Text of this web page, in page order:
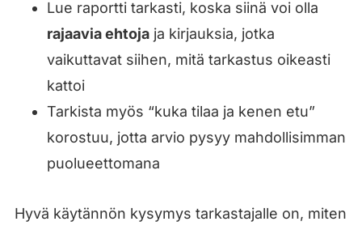
Lue raportti tarkasti, koska siinä voi olla
rajaavia ehtojaja kirjauksia, jotka
vaikuttavat siihen, mitä tarkastus oikeasti
kattoi
Tarkista myös “kuka tilaa ja kenen etu”
korostuu, jotta arvio pysyy mahdollisimman
puolueettomana
Hyvä käytännön kysymys tarkastajalle on, miten